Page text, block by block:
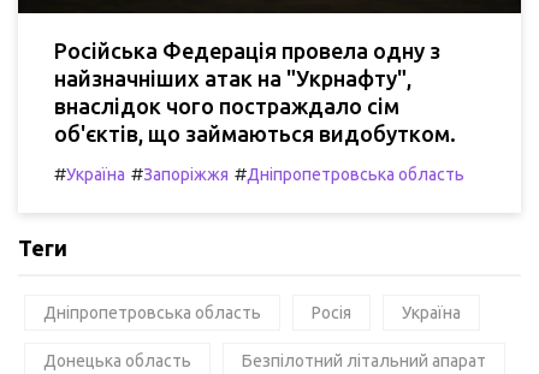
Російська Федерація провела одну з
найзначніших атак на "Укрнафту",
внаслідок чого постраждало сім
об'єктів, що займаються видобутком.
#Україна #Запоріжжя #Дніпропетровська область
Теги
Дніпропетровська область Росія Україна
Донецька область Безпілотний літальний апарат